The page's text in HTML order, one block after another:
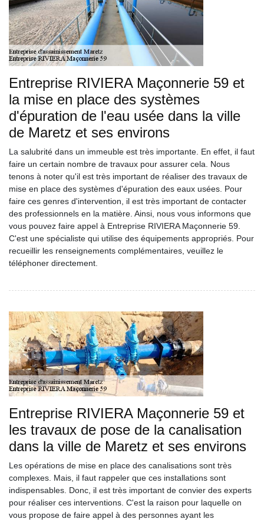
Entreprise RIVIERA Maçonnerie 59 et
la mise en place des systèmes
d'épuration de l'eau usée dans la ville
de Maretz et ses environs
La salubrité dans un immeuble est très importante. En effet, il faut
faire un certain nombre de travaux pour assurer cela. Nous
tenons à noter qu'il est très important de réaliser des travaux de
mise en place des systèmes d'épuration des eaux usées. Pour
faire ces genres d'intervention, il est très important de contacter
des professionnels en la matière. Ainsi, nous vous informons que
vous pouvez faire appel à Entreprise RIVIERA Maçonnerie 59.
C'est une spécialiste qui utilise des équipements appropriés. Pour
recueillir les renseignements complémentaires, veuillez le
téléphoner directement.
Entreprise RIVIERA Maçonnerie 59 et
les travaux de pose de la canalisation
dans la ville de Maretz et ses environs
Les opérations de mise en place des canalisations sont très
complexes. Mais, il faut rappeler que ces installations sont
indispensables. Donc, il est très important de convier des experts
pour réaliser ces interventions. C'est la raison pour laquelle on
vous propose de faire appel à des personnes ayant les